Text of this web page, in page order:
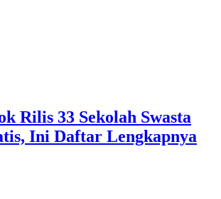
Rilis 33 Sekolah Swasta
Ini Daftar Lengkapnya